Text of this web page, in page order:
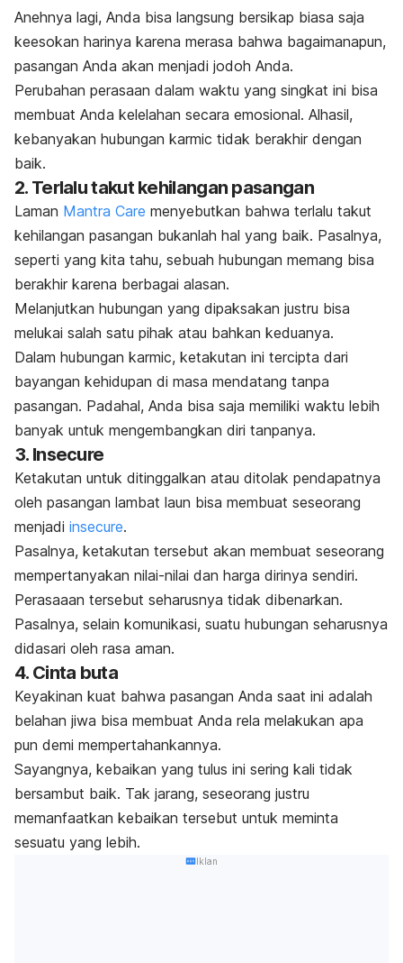
Anehnya lagi, Anda bisa langsung bersikap biasa saja
keesokan harinya karena merasa bahwa bagaimanapun,
pasangan Anda akan menjadi jodoh Anda.
Perubahan perasaan dalam waktu yang singkat ini bisa
membuat Anda kelelahan secara emosional. Alhasil,
kebanyakan hubungan karmic tidak berakhir dengan
baik.
2. Terlalu takut kehilangan pasangan
Laman Mantra Care menyebutkan bahwa terlalu takut
kehilangan pasangan bukanlah hal yang baik. Pasalnya,
seperti yang kita tahu, sebuah hubungan memang bisa
berakhir karena berbagai alasan.
Melanjutkan hubungan yang dipaksakan justru bisa
melukai salah satu pihak atau bahkan keduanya.
Dalam hubungan karmic, ketakutan ini tercipta dari
bayangan kehidupan di masa mendatang tanpa
pasangan. Padahal, Anda bisa saja memiliki waktu lebih
banyak untuk mengembangkan diri tanpanya.
3. Insecure
Ketakutan untuk ditinggalkan atau ditolak pendapatnya
oleh pasangan lambat laun bisa membuat seseorang
menjadi insecure.
Pasalnya, ketakutan tersebut akan membuat seseorang
mempertanyakan nilai-nilai dan harga dirinya sendiri.
Perasaaan tersebut seharusnya tidak dibenarkan.
Pasalnya, selain komunikasi, suatu hubungan seharusnya
didasari oleh rasa aman.
4. Cinta buta
Keyakinan kuat bahwa pasangan Anda saat ini adalah
belahan jiwa bisa membuat Anda rela melakukan apa
pun demi mempertahankannya.
Sayangnya, kebaikan yang tulus ini sering kali tidak
bersambut baik. Tak jarang, seseorang justru
memanfaatkan kebaikan tersebut untuk meminta
sesuatu yang lebih.
Iklan